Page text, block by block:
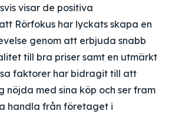
visar de positiva
Rörfokus har lyckats skapa en
genom att erbjuda snabb
till bra priser samt en utmärkt
faktorer har bidragit till att
nöjda med sina köp och ser fram
handla från företaget i